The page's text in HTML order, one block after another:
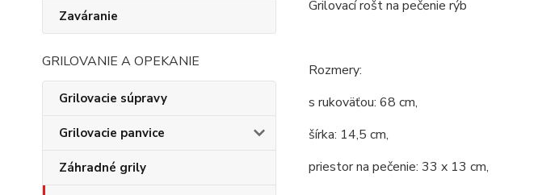
Zaváranie
GRILOVANIE A OPEKANIE
Grilovacie súpravy
Grilovacie panvice
Záhradné grily
Grilovací rošt na pečenie rýb
Rozmery:
s rukoväťou: 68 cm,
šírka: 14,5 cm,
priestor na pečenie: 33 x 13 cm,